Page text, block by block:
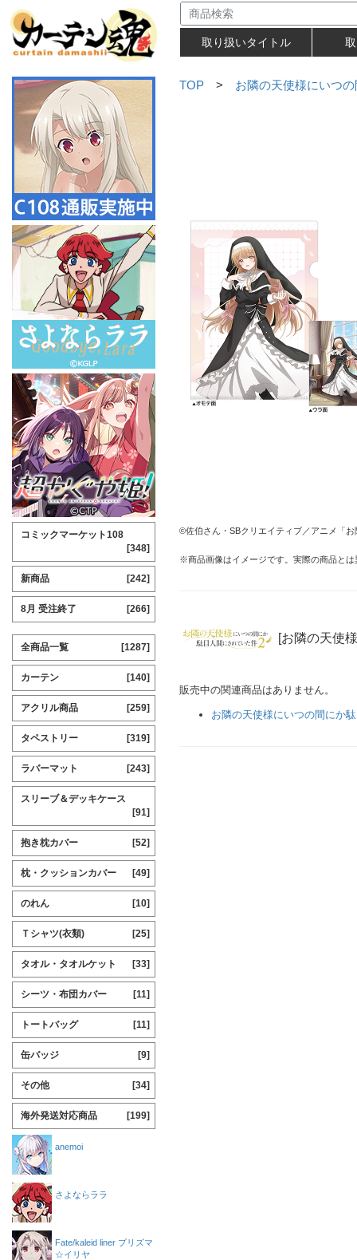
取り扱いタイトル
TOP > お隣の天使様にいつ
©佐伯さん・SBクリエイティブ／アニメ「
※商品画像はイメージです。実際の商品と
[お隣の天使
販売中の関連商品はありません。
お隣の天使様にいつの間にか
コミックマーケット108
[348]
新商品 [242]
8月 受注終了 [266]
全商品一覧 [1287]
カーテン [140]
アクリル商品 [259]
タペストリー [319]
ラバーマット [243]
スリーブ＆デッキケース
[91]
抱き枕カバー [52]
枕・クッションカバー [49]
のれん [10]
Ｔシャツ(衣類) [25]
タオル・タオルケット [33]
シーツ・布団カバー [11]
トートバッグ [11]
缶バッジ [9]
その他 [34]
海外発送対応商品 [199]
anemoi
さよならララ
Fate/kaleid liner プリズマ
☆イリヤ